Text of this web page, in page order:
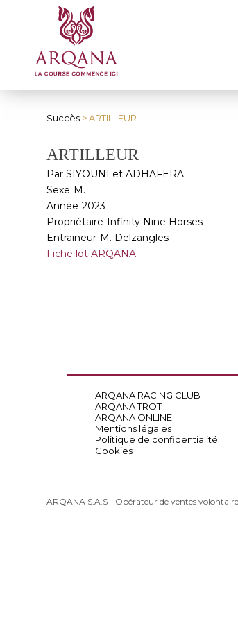
Succès > ARTILLEUR
ARTILLEUR
Par SIYOUNI et ADHAFERA
Sexe M.
Année 2023
Propriétaire Infinity Nine Horses
Entraineur M. Delzangles
Fiche lot ARQANA
ARQANA RACING CLUB
ARQANA TROT
ARQANA ONLINE
Mentions légales
Politique de confidentialité
Cookies
ARQANA S.A.S - Opérateur de ventes